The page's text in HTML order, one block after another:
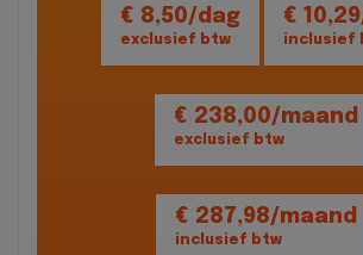
€ 8,50/dag
exclusief btw
€
inclusief
€ 238,00/maand
exclusief btw
€ 287,98/maand
inclusief btw